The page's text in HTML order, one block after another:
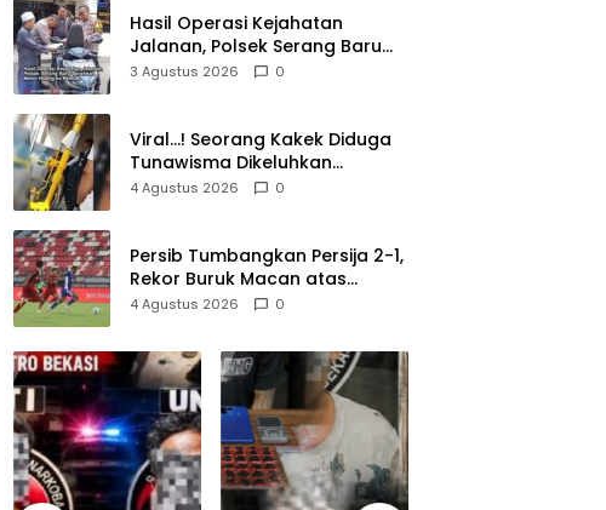
Hasil Operasi Kejahatan
Jalanan, Polsek Serang Baru
Serahkan Motor Hilang ke
3 Agustus 2026 0
Viral…! Seorang Kakek Diduga
Tunawisma Dikeluhkan
Penumpang dan Turun dari
4 Agustus 2026 0
Persib Tumbangkan Persija 2-1,
Rekor Buruk Macan atas
Maung Berlanjut
4 Agustus 2026 0